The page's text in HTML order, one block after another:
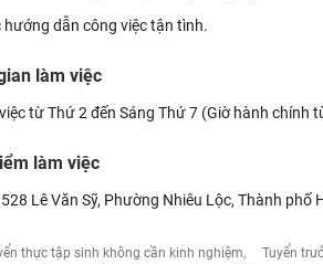
hướng dẫn công việc tận tình.
làm việc
từ Thứ 2 đến Sáng Thứ 7 (Giờ hành chính
làm việc
528 Lê Văn Sỹ, Phường Nhiêu Lộc, Thành phố
thực tập sinh không cần kinh nghiệm Tuyển